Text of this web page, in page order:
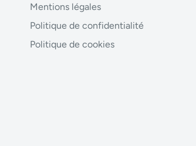
Mentions légales
Politique de confidentialité
Politique de cookies